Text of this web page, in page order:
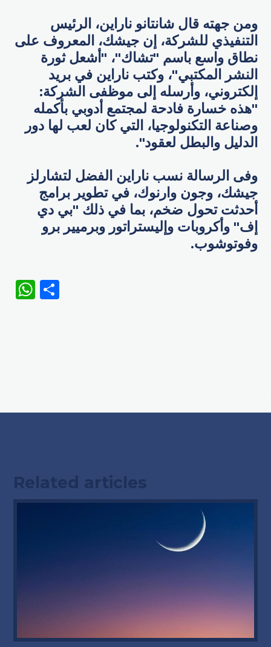
ومن جهته قال شانتانو ناراين، الرئيس
التنفيذي للشركة، إن جيشك، المعروف على
نطاق واسع باسم "تشاك"، "أشعل ثورة
النشر المكتبي"، وكتب ناراين في بريد
إلكتروني، وأرسله إلى موظفى الشركة:
"هذه خسارة فادحة لمجتمع أدوبي بأكمله
وصناعة التكنولوجيا، التي كان لعب لها دور
الدليل والبطل لعقود".
وفى الرسالة نسب ناراين الفضل لتشارلز
جيشك، وجون وارنوك، في تطوير برامج
أحدثت تحول ضخم، بما في ذلك "بي دي
إف" وأكروبات وإليستراتور وبرميير برو
وفوتوشوب.
WhatsApp
Related articles